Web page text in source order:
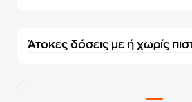
Άτοκες δόσεις με ή χωρίς